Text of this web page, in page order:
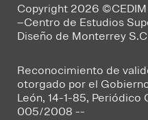
Copyright 2026 ©CEDIM
–Centro de Estudios
Diseño de Monterrey S.C
Reconocimiento de
otorgado por el
León, 14-1-85, Periódico
005/2008 --